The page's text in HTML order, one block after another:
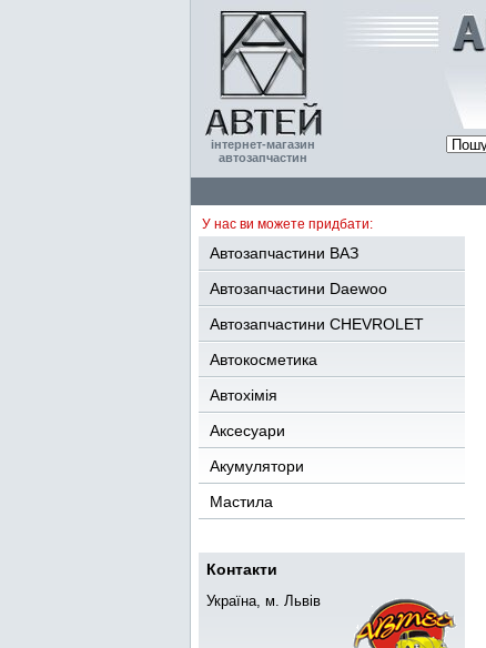
інтернет-магазин
автозапчастин
У нас ви можете придбати:
Автозапчастини ВАЗ
Автозапчастини Daewoo
Автозапчастини CHEVROLET
Автокосметика
Автохімія
Аксесуари
Акумулятори
Мастила
Контакти
Україна, м. Львів